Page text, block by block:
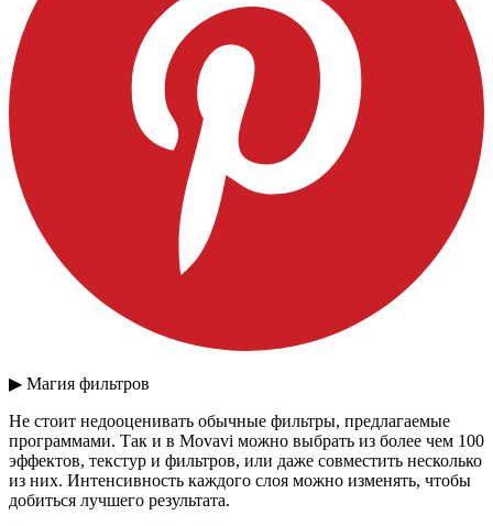
▶ Магия фильтров
Не стоит недооценивать обычные фильтры, предлагаемые
программами. Так и в Movavi можно выбрать из более чем 100
эффектов, текстур и фильтров, или даже совместить несколько
из них. Интенсивность каждого слоя можно изменять, чтобы
добиться лучшего результата.